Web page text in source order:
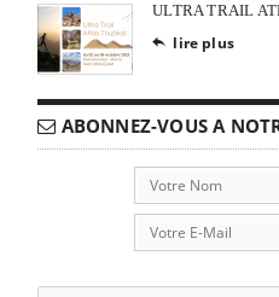
ULTRA TRAIL
 lire plus
ABONNEZ-VOUS A